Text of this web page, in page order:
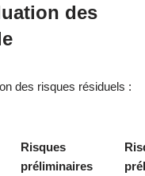
des
des risques résiduels :
Risques
préliminaires